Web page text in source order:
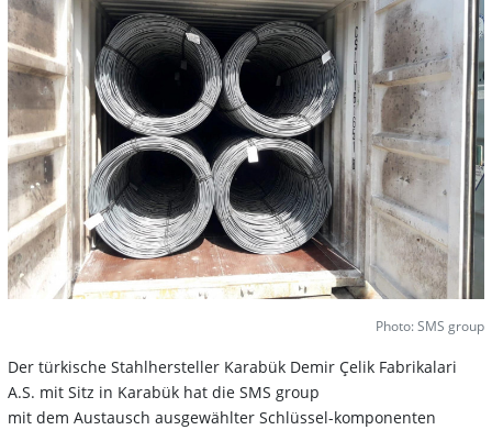
Der türkische Stahlhersteller Karabük Demir Çelik Fabrikalari
A.S. mit Sitz in Karabük hat die SMS group
mit dem Austausch ausgewählter Schlüssel-komponenten
Photo: SMS group